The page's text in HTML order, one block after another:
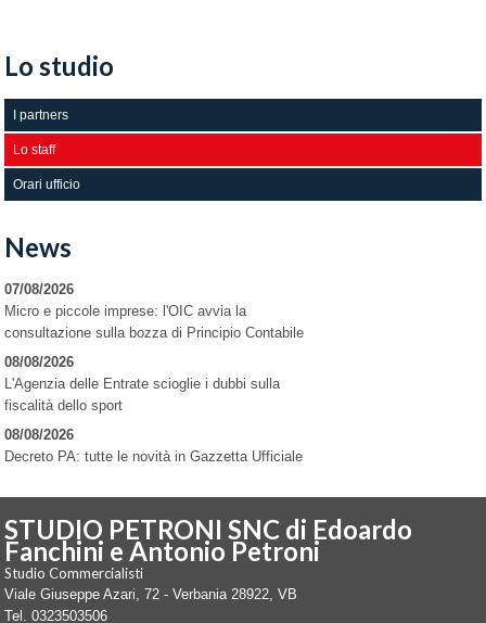
Lo studio
I partners
Lo staff
Orari ufficio
News
07/08/2026
Micro e piccole imprese: l'OIC avvia la
consultazione sulla bozza di Principio Contabile
08/08/2026
L'Agenzia delle Entrate scioglie i dubbi sulla
fiscalità dello sport
08/08/2026
Decreto PA: tutte le novità in Gazzetta Ufficiale
STUDIO PETRONI SNC di Edoardo
Fanchini e Antonio Petroni
Studio Commercialisti
Viale Giuseppe Azari, 72 -Verbania 28922,VB
Tel.0323503506